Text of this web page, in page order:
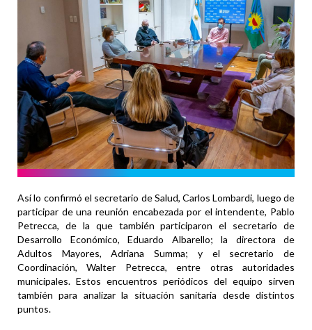
Así lo confirmó el secretario de Salud, Carlos Lombardi, luego de
participar de una reunión encabezada por el intendente, Pablo
Petrecca, de la que también participaron el secretario de
Desarrollo Económico, Eduardo Albarello; la directora de
Adultos Mayores, Adriana Summa; y el secretario de
Coordinación, Walter Petrecca, entre otras autoridades
municipales. Estos encuentros periódicos del equipo sirven
también para analizar la situación sanitaria desde distintos
puntos.